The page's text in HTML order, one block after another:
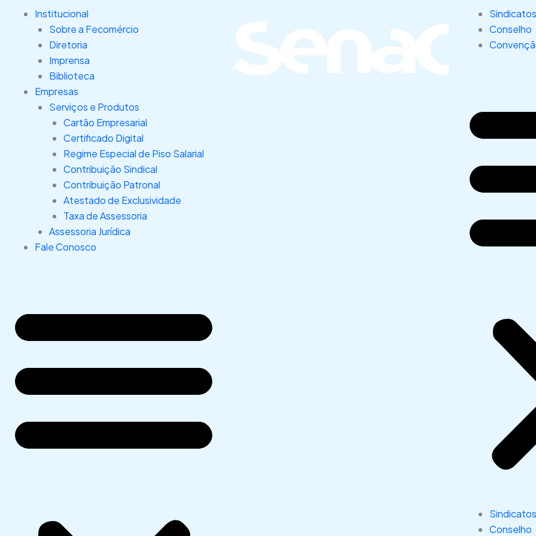
Institucional
Sobre a Fecomércio
Diretoria
Imprensa
Biblioteca
Empresas
Serviços e Produtos
Cartão Empresarial
Certificado Digital
Regime Especial de Piso Salarial
Contribuição Sindical
Contribuição Patronal
Atestado de Exclusividade
Taxa de Assessoria
Assessoria Jurídica
Fale Conosco
Sindicatos
Conselho
Sindicatos
Conselho